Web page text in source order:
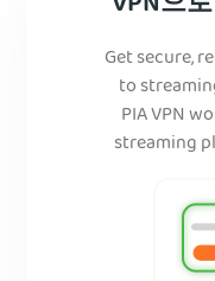
Get secure,
to
PIA VPN
streaming